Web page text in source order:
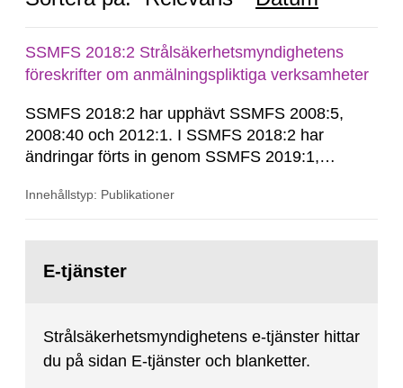
SSMFS 2018:2 Strålsäkerhetsmyndighetens
föreskrifter om anmälningspliktiga verksamheter
SSMFS 2018:2 har upphävt SSMFS 2008:5,
2008:40 och 2012:1. I SSMFS 2018:2 har
ändringar förts in genom SSMFS 2019:1,
Innehållstyp: Publikationer
sida:E-tjänster
Strålsäkerhetsmyndighetens e-tjänster hittar
du på sidan E-tjänster och blanketter.